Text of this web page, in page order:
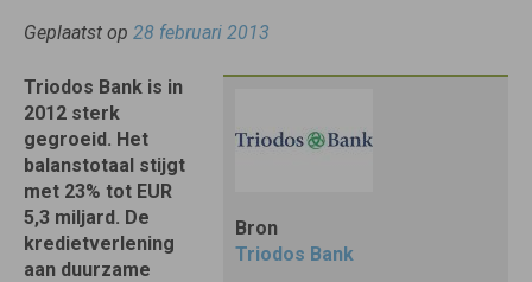
Geplaatst op 28 februari 2013
Bron
Triodos Bank
Triodos Bank is in
2012 sterk
gegroeid. Het
balanstotaal stijgt
met 23% tot EUR
5,3 miljard. De
kredietverlening
aan duurzame